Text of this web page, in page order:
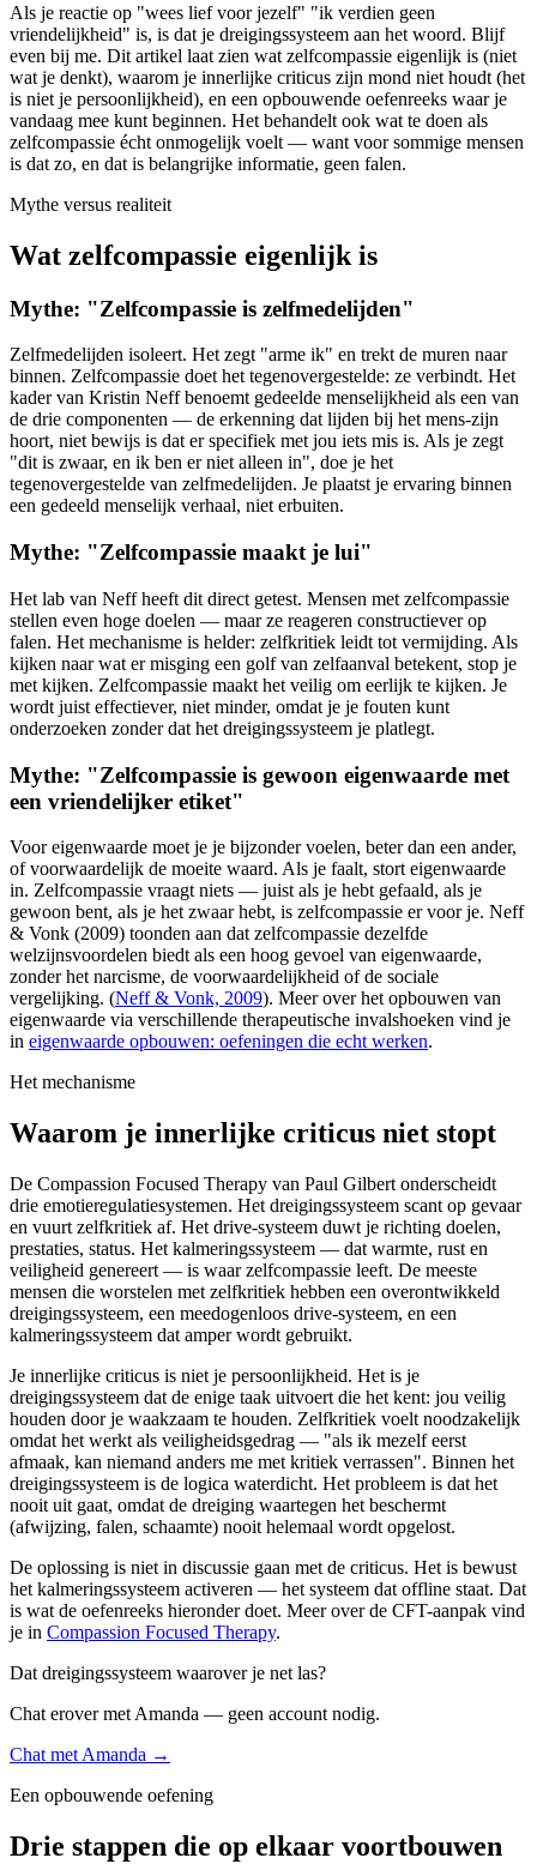
Als je reactie op "wees lief voor jezelf" "ik verdien geen
vriendelijkheid" is, is dat je dreigingssysteem aan het woord. Blijf
even bij me. Dit artikel laat zien wat zelfcompassie eigenlijk is (niet
wat je denkt), waarom je innerlijke criticus zijn mond niet houdt (het
is niet je persoonlijkheid), en een opbouwende oefenreeks waar je
vandaag mee kunt beginnen. Het behandelt ook wat te doen als
zelfcompassie écht onmogelijk voelt — want voor sommige mensen
is dat zo, en dat is belangrijke informatie, geen falen.
Mythe versus realiteit
Wat zelfcompassie eigenlijk is
Mythe: "Zelfcompassie is zelfmedelijden"
Zelfmedelijden isoleert. Het zegt "arme ik" en trekt de muren naar
binnen. Zelfcompassie doet het tegenovergestelde: ze verbindt. Het
kader van Kristin Neff benoemt gedeelde menselijkheid als een van
de drie componenten — de erkenning dat lijden bij het mens-zijn
hoort, niet bewijs is dat er specifiek met jou iets mis is. Als je zegt
"dit is zwaar, en ik ben er niet alleen in", doe je het
tegenovergestelde van zelfmedelijden. Je plaatst je ervaring binnen
een gedeeld menselijk verhaal, niet erbuiten.
Mythe: "Zelfcompassie maakt je lui"
Het lab van Neff heeft dit direct getest. Mensen met zelfcompassie
stellen even hoge doelen — maar ze reageren constructiever op
falen. Het mechanisme is helder: zelfkritiek leidt tot vermijding. Als
kijken naar wat er misging een golf van zelfaanval betekent, stop je
met kijken. Zelfcompassie maakt het veilig om eerlijk te kijken. Je
wordt juist effectiever, niet minder, omdat je je fouten kunt
onderzoeken zonder dat het dreigingssysteem je platlegt.
Mythe: "Zelfcompassie is gewoon eigenwaarde met
een vriendelijker etiket"
Voor eigenwaarde moet je je bijzonder voelen, beter dan een ander,
of voorwaardelijk de moeite waard. Als je faalt, stort eigenwaarde
in. Zelfcompassie vraagt niets — juist als je hebt gefaald, als je
gewoon bent, als je het zwaar hebt, is zelfcompassie er voor je. Neff
& Vonk (2009) toonden aan dat zelfcompassie dezelfde
welzijnsvoordelen biedt als een hoog gevoel van eigenwaarde,
zonder het narcisme, de voorwaardelijkheid of de sociale
vergelijking. (Neff & Vonk, 2009). Meer over het opbouwen van
eigenwaarde via verschillende therapeutische invalshoeken vind je
in eigenwaarde opbouwen: oefeningen die echt werken.
Het mechanisme
Waarom je innerlijke criticus niet stopt
De Compassion Focused Therapy van Paul Gilbert onderscheidt
drie emotieregulatiesystemen. Het dreigingssysteem scant op gevaar
en vuurt zelfkritiek af. Het drive-systeem duwt je richting doelen,
prestaties, status. Het kalmeringssysteem — dat warmte, rust en
veiligheid genereert — is waar zelfcompassie leeft. De meeste
mensen die worstelen met zelfkritiek hebben een overontwikkeld
dreigingssysteem, een meedogenloos drive-systeem, en een
kalmeringssysteem dat amper wordt gebruikt.
Je innerlijke criticus is niet je persoonlijkheid. Het is je
dreigingssysteem dat de enige taak uitvoert die het kent: jou veilig
houden door je waakzaam te houden. Zelfkritiek voelt noodzakelijk
omdat het werkt als veiligheidsgedrag — "als ik mezelf eerst
afmaak, kan niemand anders me met kritiek verrassen". Binnen het
dreigingssysteem is de logica waterdicht. Het probleem is dat het
nooit uit gaat, omdat de dreiging waartegen het beschermt
(afwijzing, falen, schaamte) nooit helemaal wordt opgelost.
De oplossing is niet in discussie gaan met de criticus. Het is bewust
het kalmeringssysteem activeren — het systeem dat offline staat. Dat
is wat de oefenreeks hieronder doet. Meer over de CFT-aanpak vind
je in Compassion Focused Therapy.
Dat dreigingssysteem waarover je net las?
Chat erover met Amanda — geen account nodig.
Chat met Amanda →
Een opbouwende oefening
Drie stappen die op elkaar voortbouwen